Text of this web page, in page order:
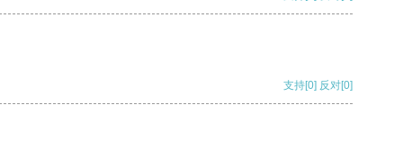
支持[0] 反对[0]